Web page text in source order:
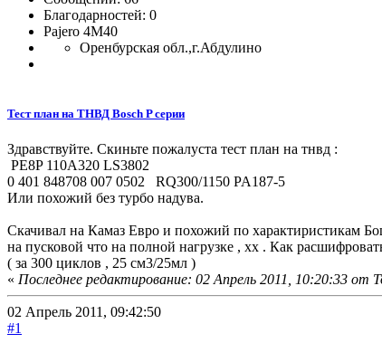
Благодарностей: 0
Pajero 4M40
Оренбурская обл.,г.Абдулино
Тест план на ТНВД Bosch P серии
Здравствуйте. Скиньте пожалуста тест план на тнвд :
PE8P 110A320 LS3802
0 401 848708 007 0502 RQ300/1150 PA187-5
Или похожий без турбо надува.
Скачивал на Камаз Евро и похожий по характиристикам
на пусковой что на полной нагрузке , хх . Как
( за 300 циклов , 25 см3/25мл )
« Последнее редактирование: 02 Апрель 2011, 10:20:33 от
02 Апрель 2011, 09:42:50
#1